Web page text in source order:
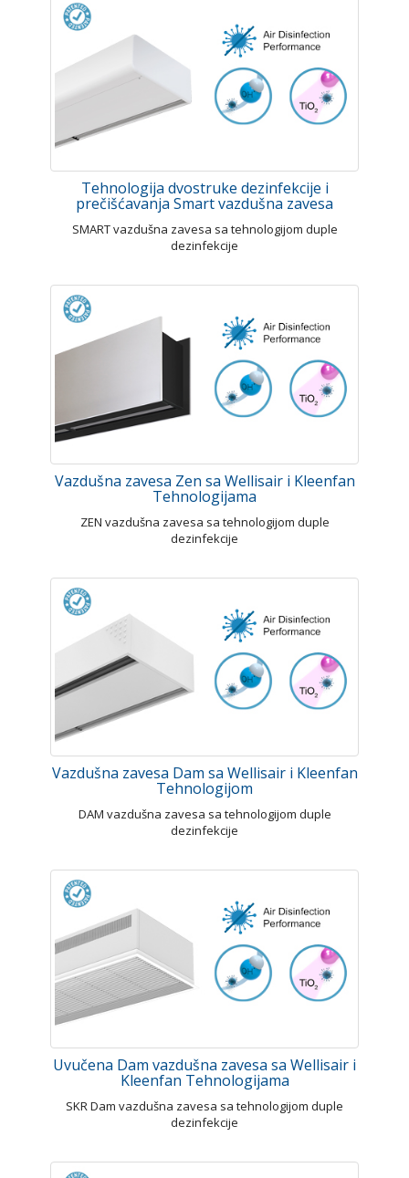
Tehnologija dvostruke dezinfekcije i
prečišćavanja Smart vazdušna zavesa
SMART vazdušna zavesa sa tehnologijom duple
dezinfekcije
Vazdušna zavesa Zen sa Wellisair i Kleenfan
Tehnologijama
ZEN vazdušna zavesa sa tehnologijom duple
dezinfekcije
Vazdušna zavesa Dam sa Wellisair i Kleenfan
Tehnologijom
DAM vazdušna zavesa sa tehnologijom duple
dezinfekcije
Uvučena Dam vazdušna zavesa sa Wellisair i
Kleenfan Tehnologijama
SKR Dam vazdušna zavesa sa tehnologijom duple
dezinfekcije